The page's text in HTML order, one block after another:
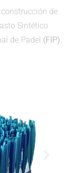
de
Sintético
de Padel (FIP).